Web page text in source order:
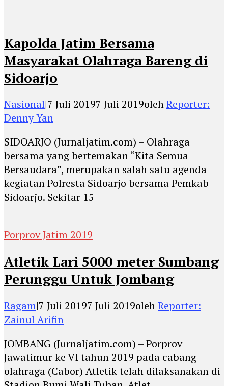
Kapolda Jatim Bersama
Masyarakat Olahraga Bareng di
Sidoarjo
Nasional|7 Juli 20197 Juli 2019olehReporter:
Denny Yan
SIDOARJO (Jurnaljatim.com) – Olahraga
bersama yang bertemakan “Kita Semua
Bersaudara”, merupakan salah satu agenda
kegiatan Polresta Sidoarjo bersama Pemkab
Sidoarjo. Sekitar 15
Porprov Jatim 2019
Atletik Lari 5000 meter Sumbang
Perunggu Untuk Jombang
Ragam|7 Juli 20197 Juli 2019olehReporter:
Zainul Arifin
JOMBANG (Jurnaljatim.com) – Porprov
Jawatimur ke VI tahun 2019 pada cabang
olahraga (Cabor) Atletik telah dilaksanakan di